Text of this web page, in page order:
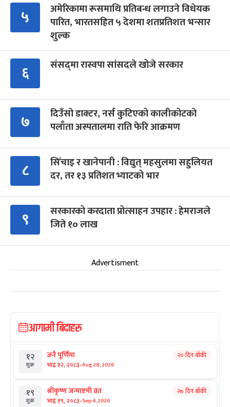
५
अमेरिकामा रूसमाथि प्रतिबन्ध लगाउने विधेयक
पारित, भारतसहित ५ देशमा शतप्रतिशत भन्सार
शुल्क
६ संसद्‍मा रास्वपा सांसदले खोजे सरकार
७
दिउँसो डाक्टर, नर्स कुटिएको कालीकोटको
पलाँता अस्पतालमा राति फेरि आक्रमण
८
सिँचाइ र खानेपानी : विद्युत् महसुलमा सहुलियत
दर, तर १३ प्रतिशत भ्याटको भार
९
सरकारको करदाता प्रोत्साहन उपहार : हेमराजले
जिते १० लाख
Advertisment
आगामी बिदाहरु
१२
शुक्र
जनै पूर्णिमा
भाद्र १२, २०८३-Aug 28, 2026
२० दिन बाँकी
१९
शुक्र
श्रीकृष्ण जन्माष्टमी व्रत
भाद्र १९, २०८३-Sep 4, 2026
२७ दिन बाँकी